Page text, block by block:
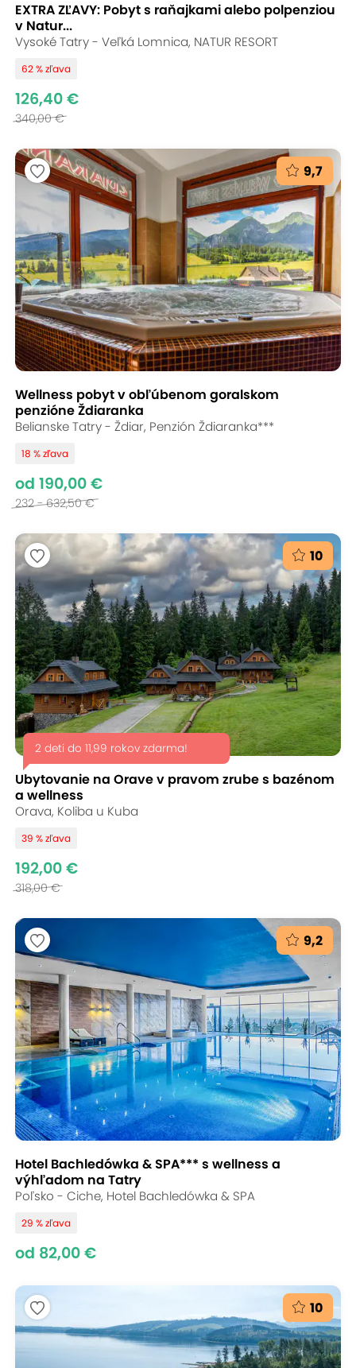
EXTRA ZĽAVY: Pobyt s raňajkami alebo polpenziou
v Natur...
Vysoké Tatry - Veľká Lomnica, NATUR RESORT
62 % zľava
126,40 €
340,00 €
9,7
Wellness pobyt v obľúbenom goralskom
penzióne Ždiaranka
Belianske Tatry - Ždiar, Penzión Ždiaranka***
18 % zľava
od 190,00 €
232 - 632,50 €
10
2 deti do 11,99 rokov zdarma!
Ubytovanie na Orave v pravom zrube s bazénom
a wellness
Orava, Koliba u Kuba
39 % zľava
192,00 €
318,00 €
9,2
Hotel Bachledówka & SPA*** s wellness a
výhľadom na Tatry
Poľsko - Ciche, Hotel Bachledówka & SPA
29 % zľava
od 82,00 €
10